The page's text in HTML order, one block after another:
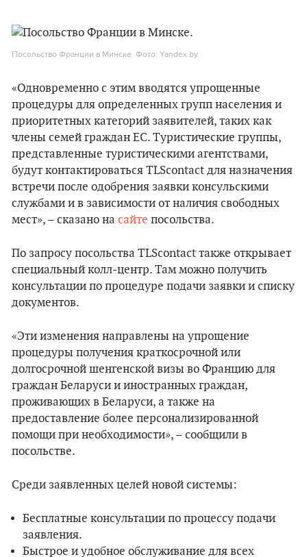
Посольство Франции в Минске. Фото: Yandex.by.
«Одновременно с этим вводятся упрощенные
процедуры для определенных групп населения и
приоритетных категорий заявителей, таких как
члены семей граждан ЕС. Туристические группы,
представленные туристическими агентствами,
будут контактироваться TLScontact для назначения
встречи после одобрения заявки консульскими
службами и в зависимости от наличия свободных
мест», – сказано на сайте посольства.
По запросу посольства TLScontact также открывает
специальный колл-центр. Там можно получить
консультации по процедуре подачи заявки и списку
документов.
«Эти изменения направлены на упрощение
процедуры получения краткосрочной или
долгосрочной шенгенской визы во Францию ​​для
граждан Беларуси и иностранных граждан,
проживающих в Беларуси, а также на
предоставление более персонализированной
помощи при необходимости», – сообщили в
посольстве.
Среди заявленных целей новой системы:
Бесплатные консультации по процессу подачи
заявления.
Быстрое и удобное обслуживание для всех